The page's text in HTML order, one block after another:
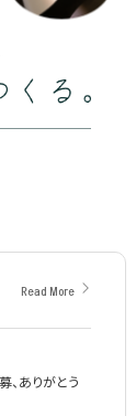
Read More
ありがとう